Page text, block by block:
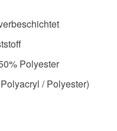
Polyester
/ Polyester)